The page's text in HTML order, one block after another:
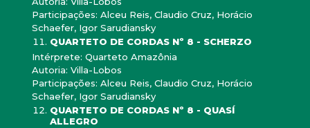
Participações: Alceu Reis, Claudio Cruz, Horácio
Schaefer, Igor Sarudiansky
QUARTETO DE CORDAS Nº 8 - SCHERZO
Intérprete: Quarteto Amazônia
Autoria: Villa-Lobos
Participações: Alceu Reis, Claudio Cruz, Horácio
Schaefer, Igor Sarudiansky
QUARTETO DE CORDAS Nº 8 - QUASÍ
ALLEGRO